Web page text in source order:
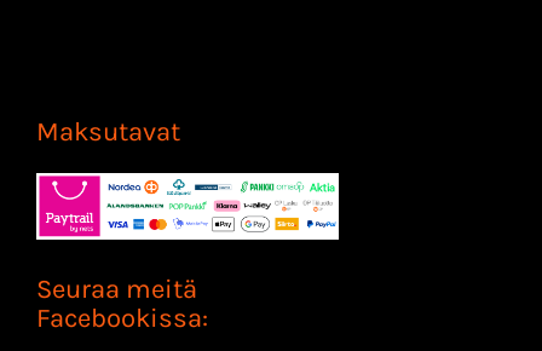
Maksutavat
Seuraa meitä
Facebookissa: